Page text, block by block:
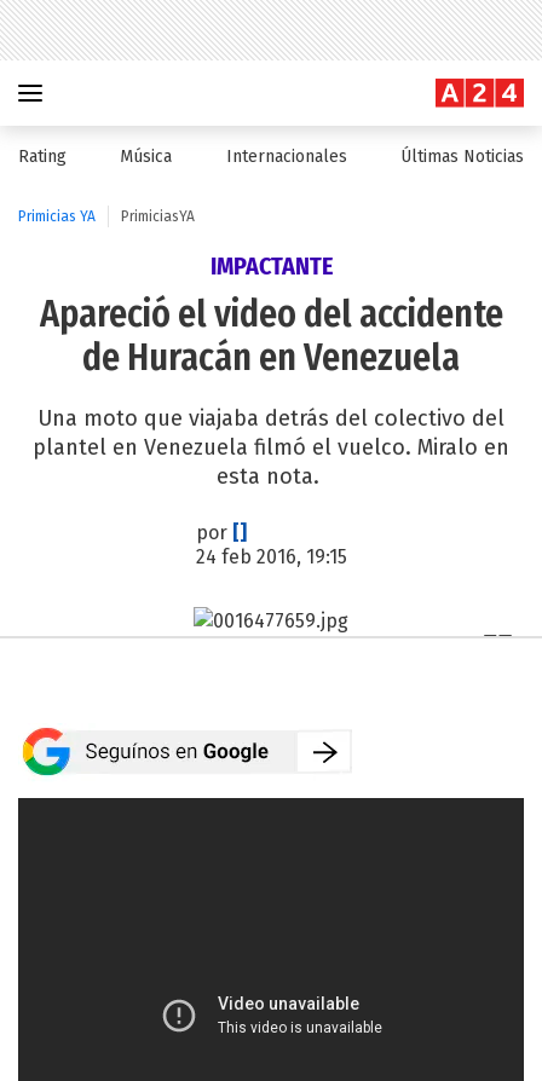
Rating Música Internacionales Últimas Noticias
Primicias YA PrimiciasYA
IMPACTANTE
Apareció el video del accidente
de Huracán en Venezuela
Una moto que viajaba detrás del colectivo del
plantel en Venezuela filmó el vuelco. Miralo en
esta nota.
por []
24 feb 2016, 19:15